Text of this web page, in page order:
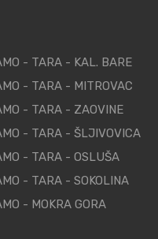
- TARA - KAL. BARE
- TARA - MITROVAC
- TARA - ZAOVINE
- TARA - ŠLJIVOVICA
- TARA - OSLUŠA
- TARA - SOKOLINA
- MOKRA GORA